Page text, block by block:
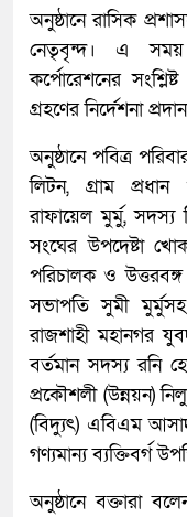
অনুষ্ঠানে রাসিক
নেতৃবৃন্দ। এ সময়
কর্পোরেশনের
গ্রহণের নির্দেশনা
অনুষ্ঠানে পবিত্র
লিটন, গ্রাম
রাফায়েল মুর্মু, সদস্য
সংঘের উপদেষ্টা
পরিচালক ও
সভাপতি সুমী
রাজশাহী মহানগর
বর্তমান সদস্য রনি
প্রকৌশলী (উন্নয়ন)
(বিদ্যুৎ) এবিএম
গণ্যমান্য ব্যক্তিবর্গ
অনুষ্ঠানে বক্তারা